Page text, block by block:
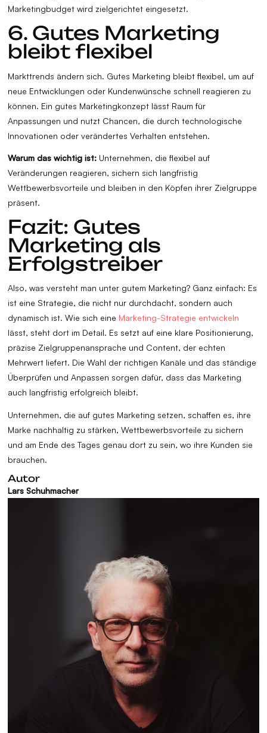
Marketingbudget wird zielgerichtet eingesetzt.
6. Gutes Marketing
bleibt flexibel
Markttrends ändern sich. Gutes Marketing bleibt flexibel, um auf
neue Entwicklungen oder Kundenwünsche schnell reagieren zu
können. Ein gutes Marketingkonzept lässt Raum für
Anpassungen und nutzt Chancen, die durch technologische
Innovationen oder verändertes Verhalten entstehen.
Warum das wichtig ist:Unternehmen, die flexibel auf
Veränderungen reagieren, sichern sich langfristig
Wettbewerbsvorteile und bleiben in den Köpfen ihrer Zielgruppe
präsent.
Fazit: Gutes
Marketing als
Erfolgstreiber
Also, was versteht man unter gutem Marketing? Ganz einfach: Es
ist eine Strategie, die nicht nur durchdacht, sondern auch
dynamisch ist. Wie sich eine Marketing-Strategie entwickeln
lässt, steht dort im Detail. Es setzt auf eine klare Positionierung,
präzise Zielgruppenansprache und Content, der echten
Mehrwert liefert. Die Wahl der richtigen Kanäle und das ständige
Überprüfen und Anpassen sorgen dafür, dass das Marketing
auch langfristig erfolgreich bleibt.
Unternehmen, die auf gutes Marketing setzen, schaffen es, ihre
Marke nachhaltig zu stärken, Wettbewerbsvorteile zu sichern
und am Ende des Tages genau dort zu sein, wo ihre Kunden sie
brauchen.
Autor
Lars Schuhmacher